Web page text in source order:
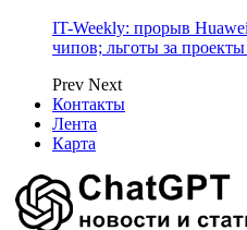
IT-Weekly: прорыв
чипов; льготы за
Prev Next
Контакты
Лента
Карта